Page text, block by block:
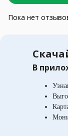
Пока нет
В